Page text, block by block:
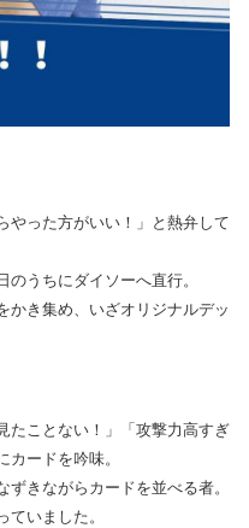
やった方がいい！」と熱弁して
うちにダイソーへ直行。
かき集め、いざオリジナルデッ
たことない！」「攻撃力高すぎ
ードを吟味。
きながらカードを並べる者。
いました。